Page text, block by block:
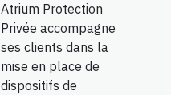
Atrium Protection
Privée accompagne
ses clients dans la
mise en place de
dispositifs de